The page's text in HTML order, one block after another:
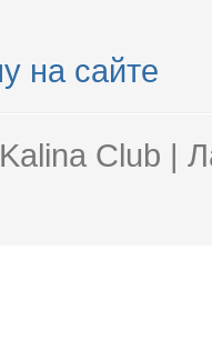
на сайте
Club |